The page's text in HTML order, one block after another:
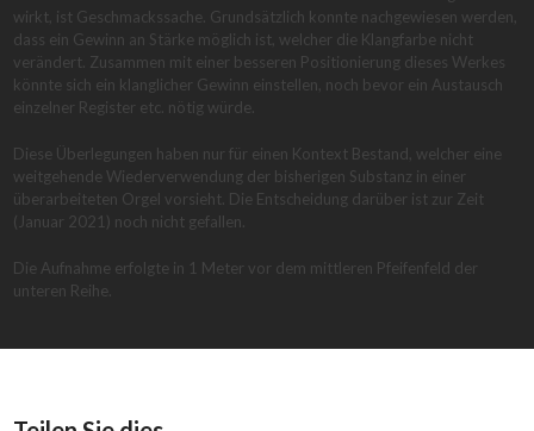
wirkt, ist Geschmackssache. Grundsätzlich konnte nachgewiesen werden,
dass ein Gewinn an Stärke möglich ist, welcher die Klangfarbe nicht
verändert. Zusammen mit einer besseren Positionierung dieses Werkes
könnte sich ein klanglicher Gewinn einstellen, noch bevor ein Austausch
einzelner Register etc. nötig würde.
Diese Überlegungen haben nur für einen Kontext Bestand, welcher eine
weitgehende Wiederverwendung der bisherigen Substanz in einer
überarbeiteten Orgel vorsieht. Die Entscheidung darüber ist zur Zeit
(Januar 2021) noch nicht gefallen.
Die Aufnahme erfolgte in 1 Meter vor dem mittleren Pfeifenfeld der
unteren Reihe.